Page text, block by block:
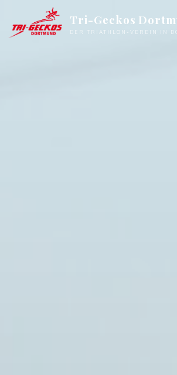
springen
Tri-Geckos
DER TRIATHLON-VEREIN IN